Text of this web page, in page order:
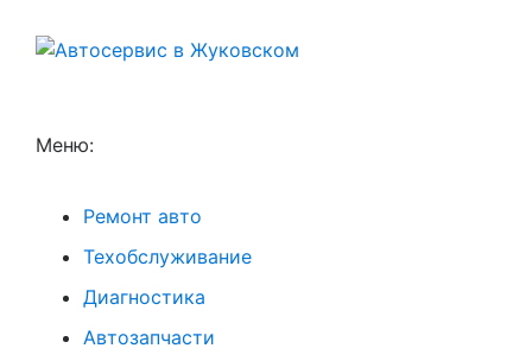
Меню:
Ремонт авто
Техобслуживание
Диагностика
Автозапчасти